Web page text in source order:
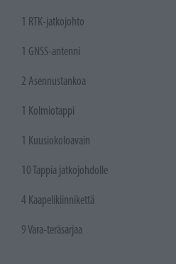
1 RTK-jatkojohto
1 GNSS-antenni
2 Asennustankoa
1 Kolmiotappi
1 Kuusiokoloavain
10 Tappia jatkojohdolle
4 Kaapelikiinnikettä
9 Vara-teräsarjaa